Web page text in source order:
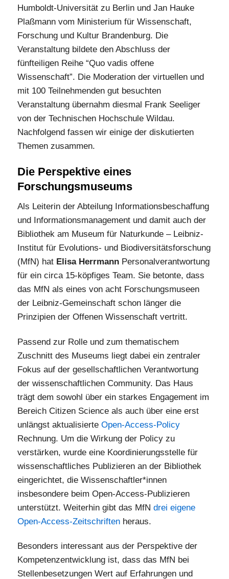
Humboldt-Universität zu Berlin und Jan Hauke
Plaßmann vom Ministerium für Wissenschaft,
Forschung und Kultur Brandenburg. Die
Veranstaltung bildete den Abschluss der
fünfteiligen Reihe “Quo vadis offene
Wissenschaft”. Die Moderation der virtuellen und
mit 100 Teilnehmenden gut besuchten
Veranstaltung übernahm diesmal Frank Seeliger
von der Technischen Hochschule Wildau.
Nachfolgend fassen wir einige der diskutierten
Themen zusammen.
Die Perspektive eines
Forschungsmuseums
Als Leiterin der Abteilung Informationsbeschaffung
und Informationsmanagement und damit auch der
Bibliothek am Museum für Naturkunde – Leibniz-
Institut für Evolutions- und Biodiversitätsforschung
(MfN) hat Elisa Herrmann Personalverantwortung
für ein circa 15-köpfiges Team. Sie betonte, dass
das MfN als eines von acht Forschungsmuseen
der Leibniz-Gemeinschaft schon länger die
Prinzipien der Offenen Wissenschaft vertritt.
Passend zur Rolle und zum thematischem
Zuschnitt des Museums liegt dabei ein zentraler
Fokus auf der gesellschaftlichen Verantwortung
der wissenschaftlichen Community. Das Haus
trägt dem sowohl über ein starkes Engagement im
Bereich Citizen Science als auch über eine erst
unlängst aktualisierteOpen-Access-Policy
Rechnung. Um die Wirkung der Policy zu
verstärken, wurde eine Koordinierungsstelle für
wissenschaftliches Publizieren an der Bibliothek
eingerichtet, die Wissenschaftler*innen
insbesondere beim Open-Access-Publizieren
unterstützt. Weiterhin gibt das MfNdrei eigene
Open-Access-Zeitschriften heraus.
Besonders interessant aus der Perspektive der
Kompetenzentwicklung ist, dass das MfN bei
Stellenbesetzungen Wert auf Erfahrungen und